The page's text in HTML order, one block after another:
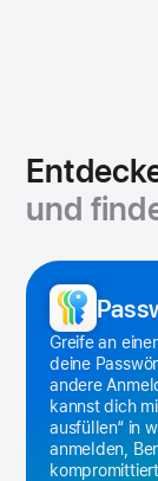
und
Apps
Entdecken
Galerie
Greife an
deine
andere
kannst dich
ausfüllen“ in
anmelden,